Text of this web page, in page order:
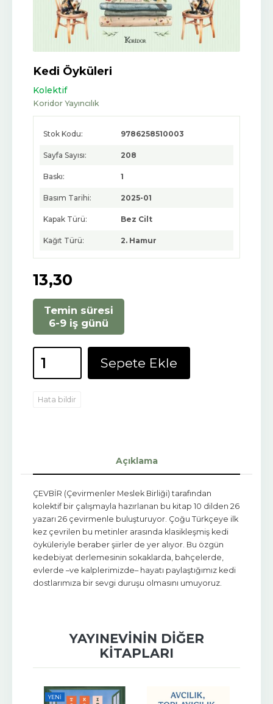
Kedi Öyküleri
Kolektif
Koridor Yayıncılık
Stok Kodu: 9786258510003
Sayfa Sayısı: 208
Baskı: 1
Basım Tarihi: 2025-01
Kapak Türü: Bez Cilt
Kağıt Türü: 2. Hamur
13,30
Temin süresi
6-9 iş günü
Sepete Ekle
Hata bildir
Açıklama
ÇEVBİR (Çevirmenler Meslek Birliği) tarafından
kolektif bir çalışmayla hazırlanan bu kitap 10 dilden 26
yazarı 26 çevirmenle buluşturuyor. Çoğu Türkçeye ilk
kez çevrilen bu metinler arasında klasikleşmiş kedi
öyküleriyle beraber şiirler de yer alıyor. Bu özgün
kedebiyat derlemesinin sokaklarda, bahçelerde,
evlerde –ve kalplerimizde– hayatı paylaştığımız kedi
dostlarımıza bir sevgi duruşu olmasını umuyoruz.
YAYINEVININ DIĞER
KITAPLARI
YENI